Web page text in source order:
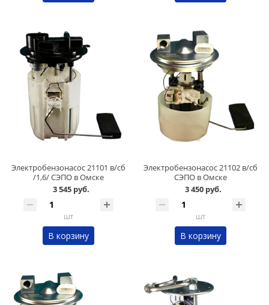
Электробензонасос 21101 в/сб
/1,6/ СЭПО в Омске
3 545 руб.
шт
В корзину
Электробензонасос 21102 в/сб
СЭПО в Омске
3 450 руб.
шт
В корзину